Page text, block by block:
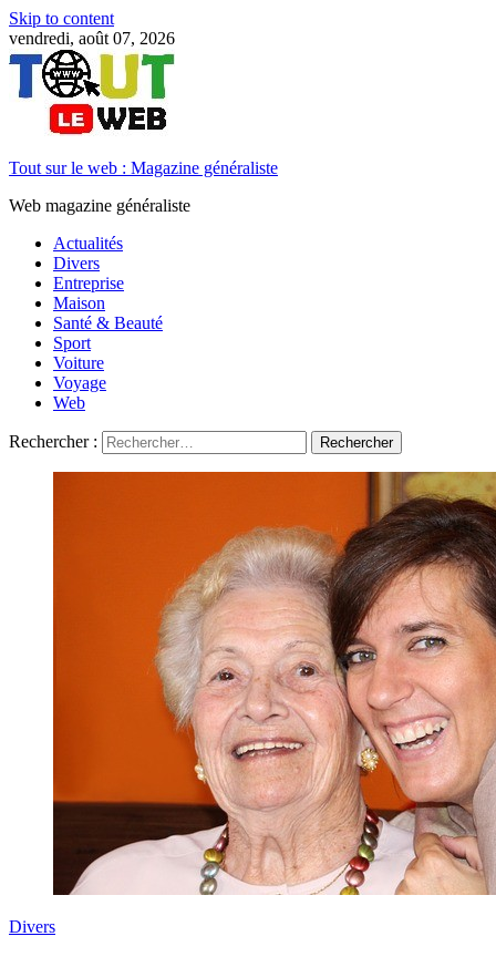
Skip to content
vendredi, août 07, 2026
Tout sur le web : Magazine généraliste
Web magazine généraliste
Actualités
Divers
Entreprise
Maison
Santé & Beauté
Sport
Voiture
Voyage
Web
Rechercher :
Divers